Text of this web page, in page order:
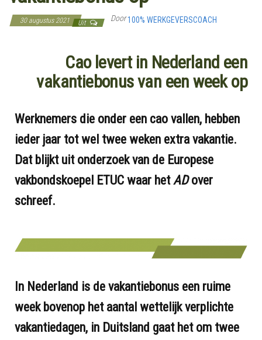
30 augustus 2021 Uit Door100% WERKGEVERSCOACH
Cao levert in Nederland een
vakantiebonus van een week op
Werknemers die onder een cao vallen, hebben
ieder jaar tot wel twee weken extra vakantie.
Dat blijkt uit onderzoek van de Europese
vakbondskoepel ETUC waar het ADover
schreef.
In Nederland is de vakantiebonus een ruime
week bovenop het aantal wettelijk verplichte
vakantiedagen, in Duitsland gaat het om twee